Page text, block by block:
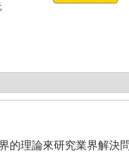
的理論來研究業界解決